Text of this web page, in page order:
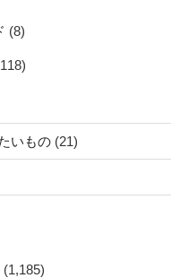
(8)
いもの (21)
(1,185)